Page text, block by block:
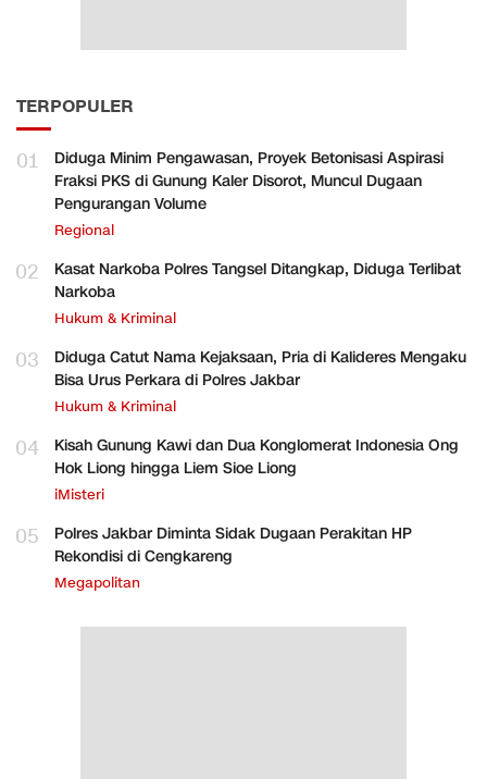
TERPOPULER
01
Diduga Minim Pengawasan, Proyek Betonisasi Aspirasi
Fraksi PKS di Gunung Kaler Disorot, Muncul Dugaan
Pengurangan Volume
Regional
02
Kasat Narkoba Polres Tangsel Ditangkap, Diduga Terlibat
Narkoba
Hukum & Kriminal
03
Diduga Catut Nama Kejaksaan, Pria di Kalideres Mengaku
Bisa Urus Perkara di Polres Jakbar
Hukum & Kriminal
04
Kisah Gunung Kawi dan Dua Konglomerat Indonesia Ong
Hok Liong hingga Liem Sioe Liong
iMisteri
05
Polres Jakbar Diminta Sidak Dugaan Perakitan HP
Rekondisi di Cengkareng
Megapolitan